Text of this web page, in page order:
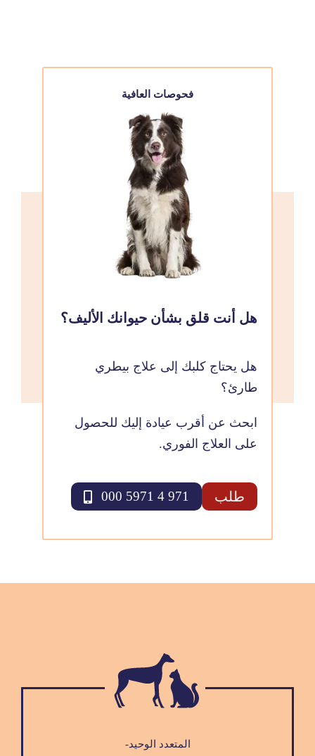
فحوصات العافية
هل أنت قلق بشأن حيوانك الأليف؟
هل يحتاج كلبك إلى علاج بيطري
طارئ؟
ابحث عن أقرب عيادة إليك للحصول
على العلاج الفوري.
طلب 971 4 5971 000
المتعدد الوحيد-